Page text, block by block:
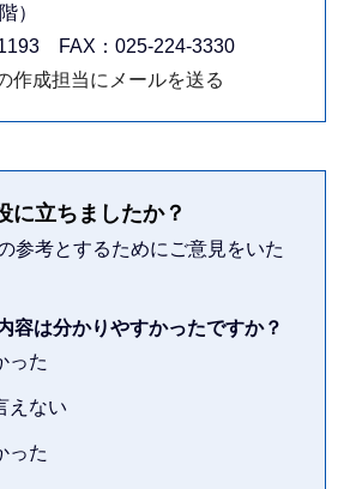
）
FAX：025-224-3330
作成担当にメールを送る
に立ちましたか？
参考とするためにご意見をいた
容は分かりやすかったですか？
った
えない
った